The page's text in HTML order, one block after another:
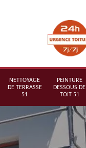
NETTOYAGE
DE TERRASSE
51
PEINTURE
DESSOUS DE
TOIT 51